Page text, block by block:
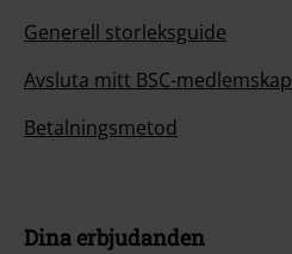
Generell storleksguide
Avsluta mitt BSC-medlemskap
Betalningsmetod
Dina erbjudanden